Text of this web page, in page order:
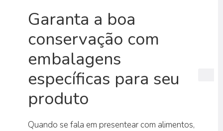
Garanta a boa
conservação com
embalagens
específicas para seu
produto
Quando se fala em presentear com alimentos,